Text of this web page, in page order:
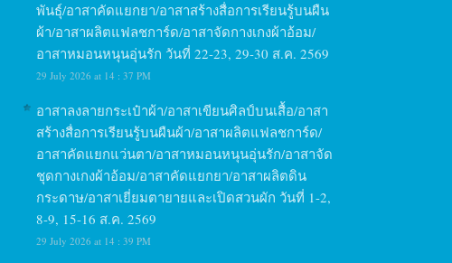
พันธุ์/อาสาคัดแยกยา/อาสาสร้างสื่อการเรียนรู้บนผืน
ผ้า/อาสาผลิตแฟลชการ์ด/อาสาจัดกางเกงผ้าอ้อม/
อาสาหมอนหนุนอุ่นรัก วันที่ 22-23, 29-30 ส.ค. 2569
29 July 2026 at 14 : 37 PM
อาสาลงลายกระเป๋าผ้า/อาสาเขียนศิลป์บนเสื้อ/อาสา
สร้างสื่อการเรียนรู้บนผืนผ้า/อาสาผลิตแฟลชการ์ด/
อาสาคัดแยกแว่นตา/อาสาหมอนหนุนอุ่นรัก/อาสาจัด
ชุดกางเกงผ้าอ้อม/อาสาคัดแยกยา/อาสาผลิตดิน
กระดาษ/อาสาเยี่ยมตายายและเปิดสวนผัก วันที่ 1-2,
8-9, 15-16 ส.ค. 2569
29 July 2026 at 14 : 39 PM